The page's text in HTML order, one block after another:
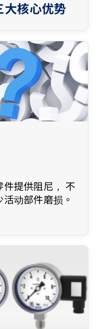
大核心优势
提供阻尼， 不
动部件磨损。